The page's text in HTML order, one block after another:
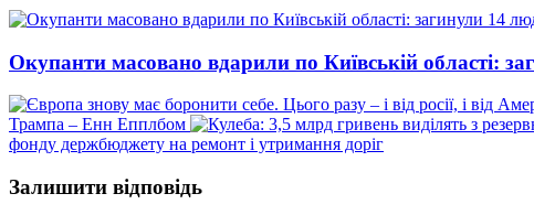
Окупанти масовано вдарили по Київській області:
Трампа – Енн Епплбом
фонду держбюджету на ремонт і утримання доріг
Залишити відповідь